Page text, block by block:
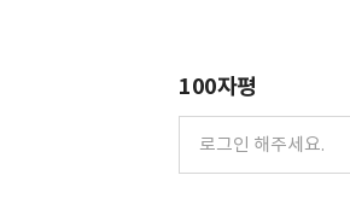
100자평